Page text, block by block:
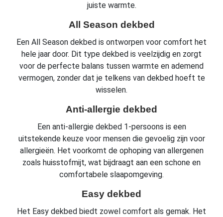
juiste warmte.
All Season dekbed
Een All Season dekbed is ontworpen voor comfort het
hele jaar door. Dit type dekbed is veelzijdig en zorgt
voor de perfecte balans tussen warmte en ademend
vermogen, zonder dat je telkens van dekbed hoeft te
wisselen.
Anti-allergie dekbed
Een anti-allergie dekbed 1-persoons is een
uitstekende keuze voor mensen die gevoelig zijn voor
allergieën. Het voorkomt de ophoping van allergenen
zoals huisstofmijt, wat bijdraagt aan een schone en
comfortabele slaapomgeving.
Easy dekbed
Het Easy dekbed biedt zowel comfort als gemak. Het